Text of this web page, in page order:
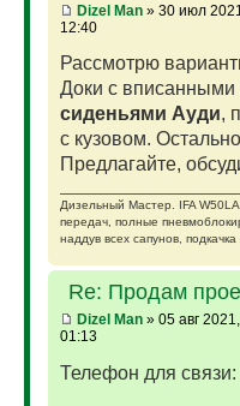
Dizel Man» 30 июл
12:40
Рассмотрю
Доки с вписанными
сиденьями Ауди,
с кузовом.
Предлагайте,
Дизельный Мастер. IFA
передач, полные
наддув всех сапунов, подкачка
Re: Продам
Dizel Man» 05 авг
01:13
Телефон для